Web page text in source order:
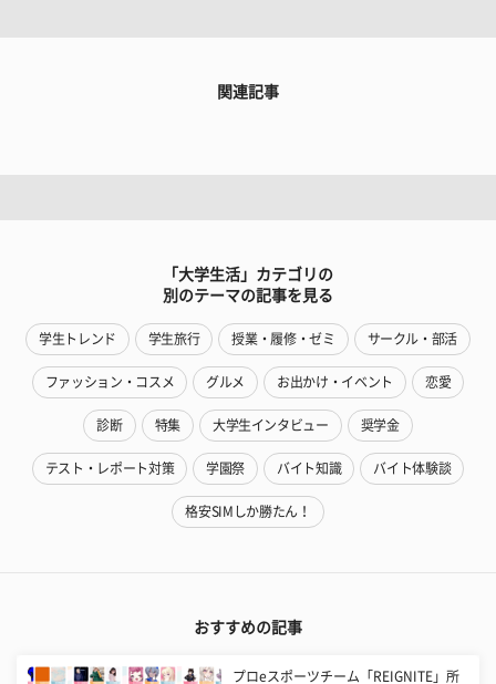
関連記事
「大学生活」カテゴリの
別のテーマの記事を見る
学生トレンド 学生旅行 授業・履修・ゼミ サークル・部活
ファッション・コスメ グルメ お出かけ・イベント 恋愛
診断 特集 大学生インタビュー 奨学金
テスト・レポート対策 学園祭 バイト知識 バイト体験談
格安SIMしか勝たん！
おすすめの記事
プロeスポーツチーム「REIGNITE」所